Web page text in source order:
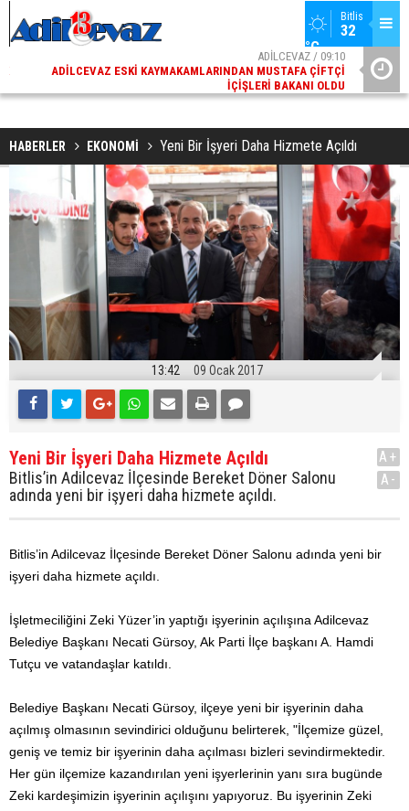
Bitlis
32
°C
ADİLCEVAZ / 09:10
ADILCEVAZ ESKI KAYMAKAMLARINDAN MUSTAFA ÇIFTÇI
İÇIŞLERI BAKANI OLDU
HABERLER EKONOMİ Yeni Bir İşyeri Daha Hizmete Açıldı
13:42 09 Ocak 2017
Yeni Bir İşyeri Daha Hizmete Açıldı
Bitlis’in Adilcevaz İlçesinde Bereket Döner Salonu
adında yeni bir işyeri daha hizmete açıldı.
A+
A-
Bitlis’in Adilcevaz İlçesinde Bereket Döner Salonu adında yeni bir
işyeri daha hizmete açıldı.
İşletmeciliğini Zeki Yüzer’in yaptığı işyerinin açılışına Adilcevaz
Belediye Başkanı Necati Gürsoy, Ak Parti İlçe başkanı A. Hamdi
Tutçu ve vatandaşlar katıldı.
Belediye Başkanı Necati Gürsoy, ilçeye yeni bir işyerinin daha
açılmış olmasının sevindirici olduğunu belirterek, "İlçemize güzel,
geniş ve temiz bir işyerinin daha açılması bizleri sevindirmektedir.
Her gün ilçemize kazandırılan yeni işyerlerinin yanı sıra bugünde
Zeki kardeşimizin işyerinin açılışını yapıyoruz. Bu işyerinin Zeki